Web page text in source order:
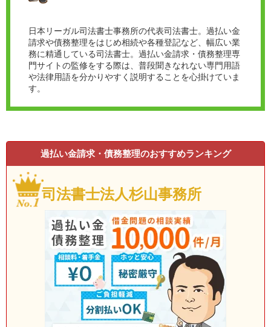
日本リーガル司法書士事務所の代表司法書士。過払い金
請求や債務整理をはじめ相続や各種登記など、幅広い業
務に精通している司法書士。過払い金請求・債務整理専
門サイトの監修をする際は、普段聞きなれない専門用語
や法律用語を分かりやすく説明することを心掛けていま
す。
過払い金請求・債務整理のおすすめランキング
司法書士法人杉山事務所